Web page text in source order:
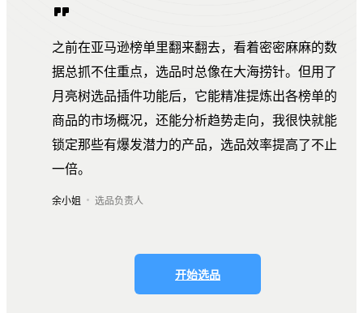
之前在亚马逊榜单里翻来翻去，看着密密麻麻的数
据总抓不住重点，选品时总像在大海捞针。但用了
月亮树选品插件功能后，它能精准提炼出各榜单的
商品的市场概况，还能分析趋势走向，我很快就能
锁定那些有爆发潜力的产品，选品效率提高了不止
一倍。
余小姐 选品负责人
开始选品